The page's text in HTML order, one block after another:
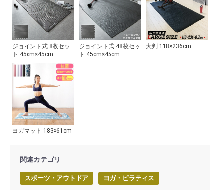
ジョイント式 8枚セッ
ト 45cm×45cm
ジョイント式 48枚セッ
ト 45cm×45cm
大判 118×236cm
ヨガマット 183×61cm
関連カテゴリ
スポーツ・アウトドア ヨガ・ピラティス